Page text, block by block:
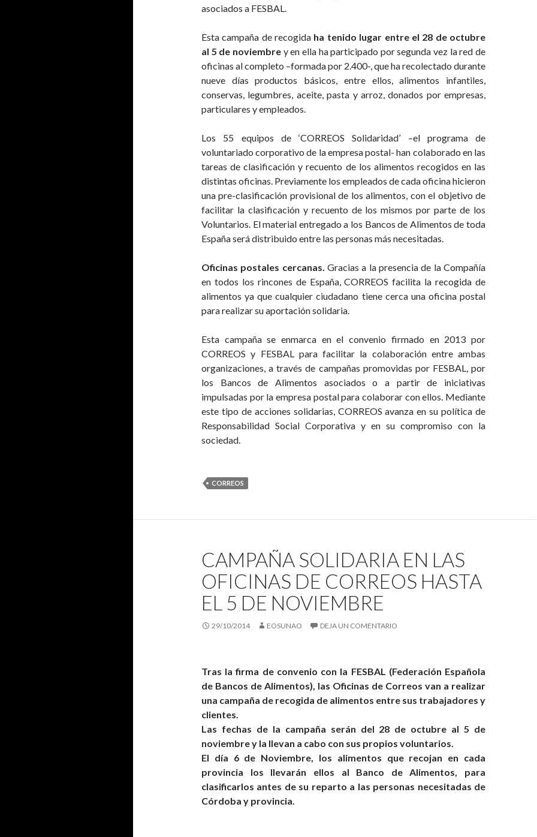
asociados a FESBAL.
Esta campaña de recogida ha tenido lugar entre el 28 de octubre
al 5 de noviembrey en ella ha participado por segunda vez la red de
oficinas al completo –formada por 2.400-, que ha recolectado durante
nueve días productos básicos, entre ellos, alimentos infantiles,
conservas, legumbres, aceite, pasta y arroz, donados por empresas,
particulares y empleados.
Los 55 equipos de ‘CORREOS Solidaridad’ –el programa de
voluntariado corporativo de la empresa postal- han colaborado en las
tareas de clasificación y recuento de los alimentos recogidos en las
distintas oficinas. Previamente los empleados de cada oficina hicieron
una pre-clasificación provisional de los alimentos, con el objetivo de
facilitar la clasificación y recuento de los mismos por parte de los
Voluntarios. El material entregado a los Bancos de Alimentos de toda
España será distribuido entre las personas más necesitadas.
Oficinas postales cercanas. Gracias a la presencia de la Compañía
en todos los rincones de España, CORREOS facilita la recogida de
alimentos ya que cualquier ciudadano tiene cerca una oficina postal
para realizar su aportación solidaria.
Esta campaña se enmarca en el convenio firmado en 2013 por
CORREOS y FESBAL para facilitar la colaboración entre ambas
organizaciones, a través de campañas promovidas por FESBAL, por
los Bancos de Alimentos asociados o a partir de iniciativas
impulsadas por la empresa postal para colaborar con ellos. Mediante
este tipo de acciones solidarias, CORREOS avanza en su política de
Responsabilidad Social Corporativa y en su compromiso con la
sociedad.
CORREOS
CAMPAÑA SOLIDARIA EN LAS
OFICINAS DE CORREOS HASTA
EL 5 DE NOVIEMBRE
29/10/2014 EOSUNAO DEJA UN COMENTARIO
Tras la firma de convenio con la FESBAL (Federación Española
de Bancos de Alimentos), las Oficinas de Correos van a realizar
una campaña de recogida de alimentos entre sus trabajadores y
clientes.
Las fechas de la campaña serán del 28 de octubre al 5 de
noviembre y la llevan a cabo con sus propios voluntarios.
El día 6 de Noviembre, los alimentos que recojan en cada
provincia los llevarán ellos al Banco de Alimentos, para
clasificarlos antes de su reparto a las personas necesitadas de
Córdoba y provincia.